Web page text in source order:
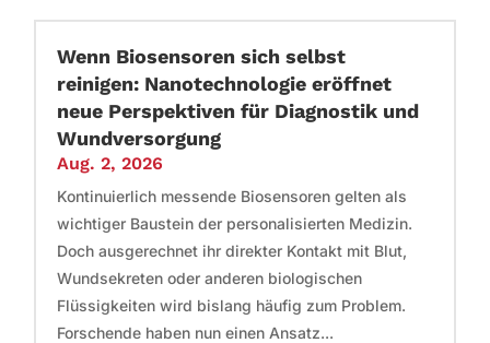
Wenn Biosensoren sich selbst
reinigen: Nanotechnologie eröffnet
neue Perspektiven für Diagnostik und
Wundversorgung
Aug. 2, 2026
Kontinuierlich messende Biosensoren gelten als
wichtiger Baustein der personalisierten Medizin.
Doch ausgerechnet ihr direkter Kontakt mit Blut,
Wundsekreten oder anderen biologischen
Flüssigkeiten wird bislang häufig zum Problem.
Forschende haben nun einen Ansatz...